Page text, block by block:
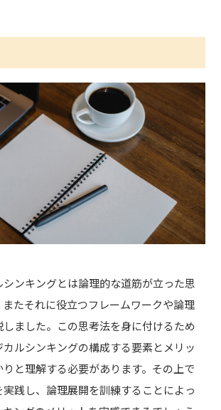
ンキングとは論理的な道筋が立った思
たそれに役立つフレームワークや論理
ました。この思考法を身に付けるため
ルシンキングの構成する要素とメリッ
と理解する必要があります。 その上で
践し、論理展開を訓練することによっ